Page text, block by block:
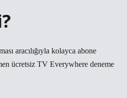
aracılığıyla kolayca abone
ücretsiz TV Everywhere deneme